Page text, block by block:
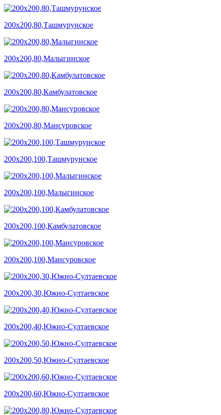
200х200,80,Ташмурунское
200х200,80,Малыгинское
200х200,80,Камбулатовское
200х200,80,Мансуровское
200х200,100,Ташмурунское
200х200,100,Малыгинское
200х200,100,Камбулатовское
200х200,100,Мансуровское
200х200,30,Южно-Султаевское
200х200,40,Южно-Султаевское
200х200,50,Южно-Султаевское
200х200,60,Южно-Султаевское